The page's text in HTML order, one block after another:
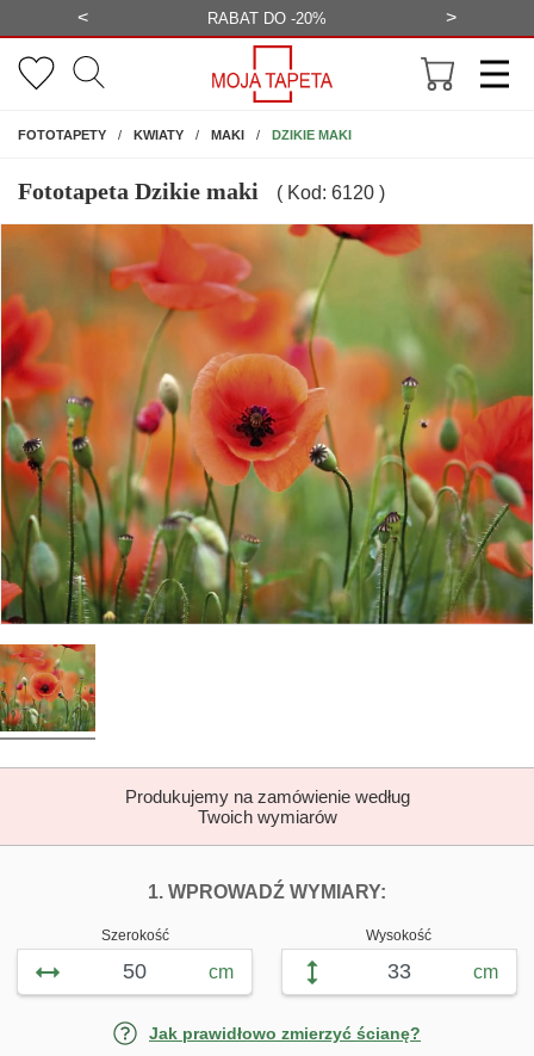
< BEZPŁATNA WIZUALIZACJA >
FOTOTAPETYNA ŚCIANĘ
KWIATY MAKI DZIKIE MAKI
Fototapeta Dzikie maki ( Kod: 6120 )
Produkujemy na zamówienie według
Twoich wymiarów
1. WPROWADŹ WYMIARY:
Szerokość
cm
Wysokość
cm
Jak prawidłowo zmierzyć ścianę?